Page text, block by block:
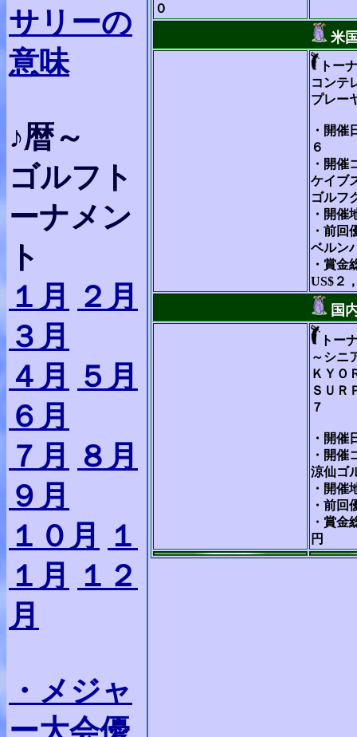
サリーの
意味
♪暦～
ゴルフト
ーナメン
ト
１月
２月
３月
４月
５月
６月
７月
８月
９月
１０月
１
１月
１２
月
・メジャ
０
米
トー
コンテ
プレー
・開催
６
・開催
ケイブ
ゴルフ
・開催
・前回
ベルン
・賞金
US$２
国
トー
～シニ
ＫＹＯ
ＳＵＲ
７
・開催
・開催
涼仙ゴ
・開催
・前回
・賞金
円